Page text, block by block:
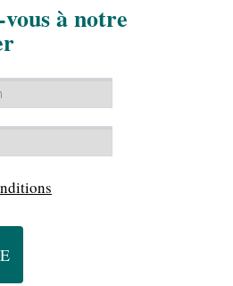
à notre